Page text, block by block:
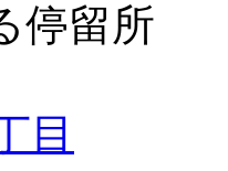
停留所
目